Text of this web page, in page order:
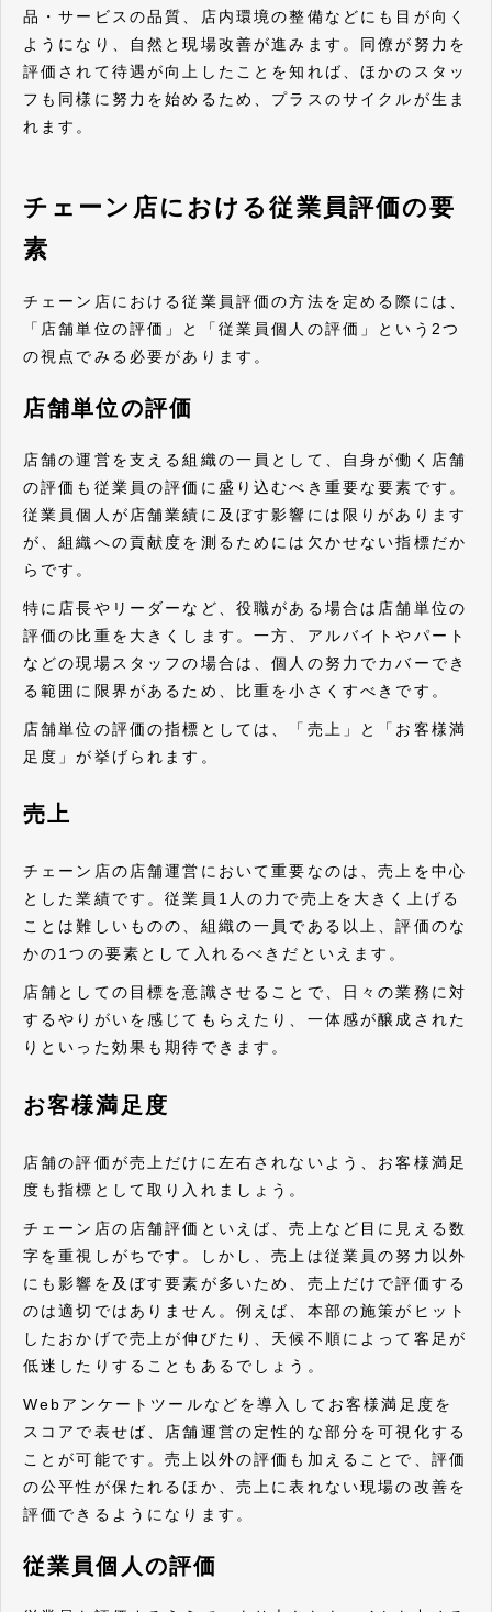
品・サービスの品質、店内環境の整備などにも目が向く
ようになり、自然と現場改善が進みます。同僚が努力を
評価されて待遇が向上したことを知れば、ほかのスタッ
フも同様に努力を始めるため、プラスのサイクルが生ま
れます。
チェーン店における従業員評価の要
素
チェーン店における従業員評価の方法を定める際には、
「店舗単位の評価」と「従業員個人の評価」という2つ
の視点でみる必要があります。
店舗単位の評価
店舗の運営を支える組織の一員として、自身が働く店舗
の評価も従業員の評価に盛り込むべき重要な要素です。
従業員個人が店舗業績に及ぼす影響には限りがあります
が、組織への貢献度を測るためには欠かせない指標だか
らです。
特に店長やリーダーなど、役職がある場合は店舗単位の
評価の比重を大きくします。一方、アルバイトやパート
などの現場スタッフの場合は、個人の努力でカバーでき
る範囲に限界があるため、比重を小さくすべきです。
店舗単位の評価の指標としては、「売上」と「お客様満
足度」が挙げられます。
売上
チェーン店の店舗運営において重要なのは、売上を中心
とした業績です。従業員1人の力で売上を大きく上げる
ことは難しいものの、組織の一員である以上、評価のな
かの1つの要素として入れるべきだといえます。
店舗としての目標を意識させることで、日々の業務に対
するやりがいを感じてもらえたり、一体感が醸成された
りといった効果も期待できます。
お客様満足度
店舗の評価が売上だけに左右されないよう、お客様満足
度も指標として取り入れましょう。
チェーン店の店舗評価といえば、売上など目に見える数
字を重視しがちです。しかし、売上は従業員の努力以外
にも影響を及ぼす要素が多いため、売上だけで評価する
のは適切ではありません。例えば、本部の施策がヒット
したおかげで売上が伸びたり、天候不順によって客足が
低迷したりすることもあるでしょう。
Webアンケートツールなどを導入してお客様満足度を
スコアで表せば、店舗運営の定性的な部分を可視化する
ことが可能です。売上以外の評価も加えることで、評価
の公平性が保たれるほか、売上に表れない現場の改善を
評価できるようになります。
従業員個人の評価